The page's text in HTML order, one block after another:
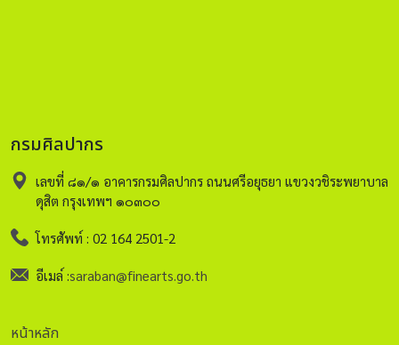
กรมศิลปากร
เลขที่ ๘๑/๑ อาคารกรมศิลปากร ถนนศรีอยุธยา แขวงวชิระพยาบาล
ดุสิต กรุงเทพฯ ๑๐๓๐๐
โทรศัพท์ : 02 164 2501-2
อีเมล์ :saraban@finearts.go.th
หน้าหลัก